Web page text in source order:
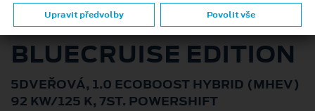
FORD PUMA
BLUECRUISE EDITION
5DVEŘOVÁ, 1.0 ECOBOOST HYBRID (MHEV)
92 KW/125 K, 7ST. POWERSHIFT
Upravit předvolby Povolit vše